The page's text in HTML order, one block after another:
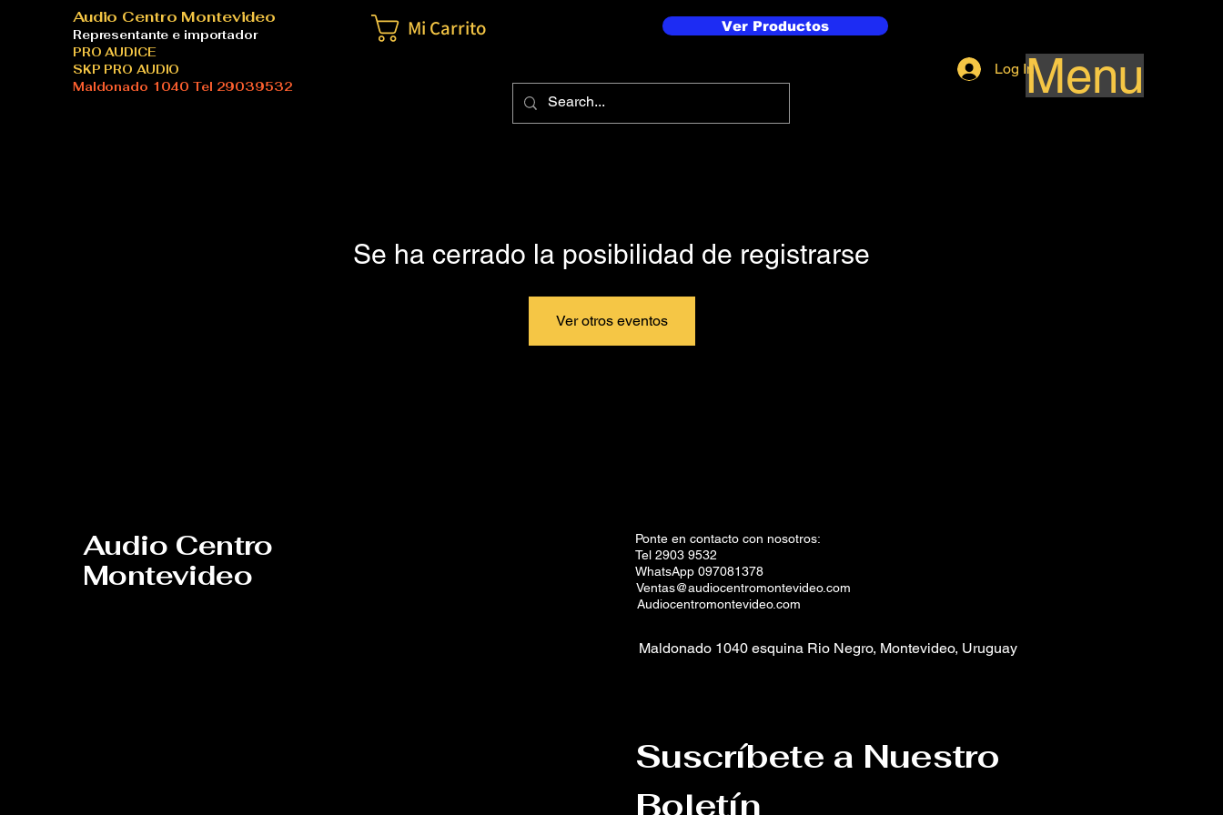
Audio Centro Montevideo
Representante e importador
PRO AUDICE
SKP PRO AUDIO
Maldonado 1040 Tel 29039532
Mi Carrito Ver Productos
Menu
Log In
Se ha cerrado la posibilidad de registrarse
Ver otros eventos
Audio Centro
Montevideo
Ponte en contacto con nosotros:
Tel 2903 9532
WhatsApp 097081378
Ventas@audiocentromontevideo.com
Audiocentromontevideo.com
Maldonado 1040 esquina Rio Negro, Montevideo, Uruguay
Suscríbete a Nuestro
Boletín